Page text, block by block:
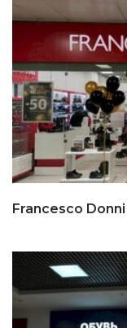
Francesco Donni